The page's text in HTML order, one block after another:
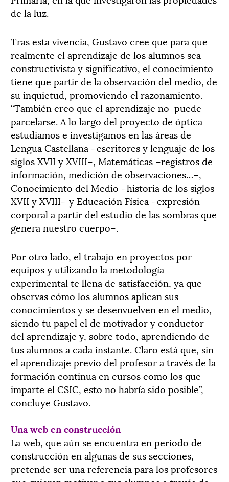
de la luz.
Tras esta vivencia, Gustavo cree que para que
realmente el aprendizaje de los alumnos sea
constructivista y significativo, el conocimiento
tiene que partir de la observación del medio, de
su inquietud, promoviendo el razonamiento.
“También creo que el aprendizaje no puede
parcelarse. A lo largo del proyecto de óptica
estudiamos e investigamos en las áreas de
Lengua Castellana –escritores y lenguaje de los
siglos XVII y XVIII–, Matemáticas –registros de
información, medición de observaciones…–,
Conocimiento del Medio –historia de los siglos
XVII y XVIII– y Educación Física –expresión
corporal a partir del estudio de las sombras que
genera nuestro cuerpo–.
Por otro lado, el trabajo en proyectos por
equipos y utilizando la metodología
experimental te llena de satisfacción, ya que
observas cómo los alumnos aplican sus
conocimientos y se desenvuelven en el medio,
siendo tu papel el de motivador y conductor
del aprendizaje y, sobre todo, aprendiendo de
tus alumnos a cada instante. Claro está que, sin
el aprendizaje previo del profesor a través de la
formación continua en cursos como los que
imparte el CSIC, esto no habría sido posible”,
concluye Gustavo.
Una web en construcción
La web, que aún se encuentra en periodo de
construcción en algunas de sus secciones,
pretende ser una referencia para los profesores